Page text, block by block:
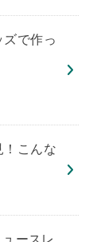
で作っ
！こんな
ースレ